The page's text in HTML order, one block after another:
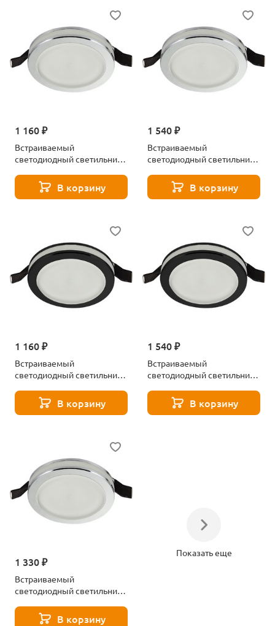
1 160 ₽
Встраиваемый
светодиодный светильник
В корзину
1 540 ₽
Встраиваемый
светодиодный светильник
APL.0013.09.09В корзину
1 160 ₽
Встраиваемый
светодиодный светильник
APL.0013.19.05В корзину
1 540 ₽
Встраиваемый
светодиодный светильник
APL.0013.19.09В корзину
1 330 ₽
Встраиваемый
светодиодный светильник
APL.0014.09.05В корзину
Показать еще